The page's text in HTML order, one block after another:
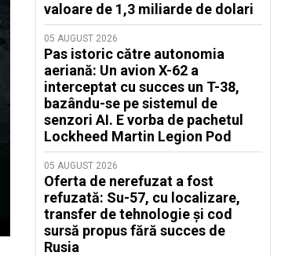
valoare de 1,3 miliarde de dolari
05 AUGUST 2026
Pas istoric către autonomia
aeriană: Un avion X-62 a
interceptat cu succes un T-38,
bazându-se pe sistemul de
senzori AI. E vorba de pachetul
Lockheed Martin Legion Pod
05 AUGUST 2026
Oferta de nerefuzat a fost
refuzată: Su-57, cu localizare,
transfer de tehnologie și cod
sursă propus fără succes de
Rusia